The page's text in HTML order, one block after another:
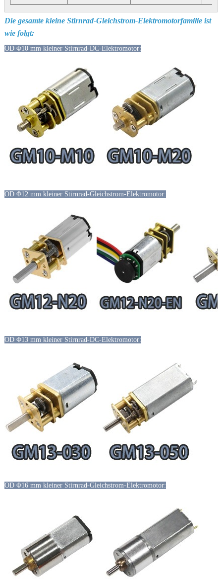
Die gesamte kleine Stirnrad-Gleichstrom-Elektromotorfamilie ist
wie folgt:
OD Φ10 mm kleiner Stirnrad-DC-Elektromotor:
OD Φ12 mm kleiner Stirnrad-Gleichstrom-Elektromotor:
OD Φ13 mm kleiner Stirnrad-DC-Elektromotor:
OD Φ16 mm kleiner Stirnrad-Gleichstrom-Elektromotor: